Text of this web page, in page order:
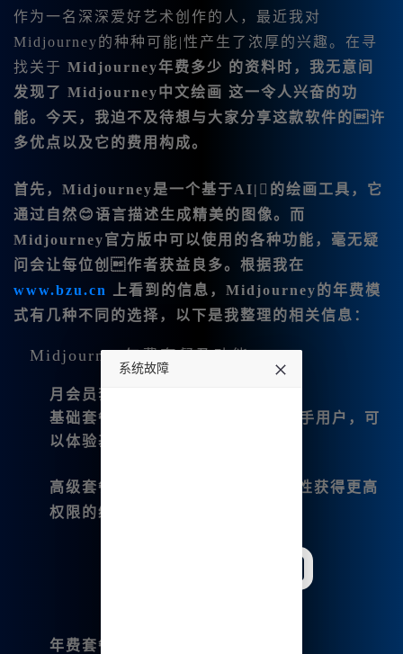
作为一名深深爱好艺术创作的人，最近我对
Midjourney的种种可能|性产生了浓厚的兴趣。在寻
找关于 Midjourney年费多少 的资料时，我无意间
发现了 Midjourney中文绘画 这一令人兴奋的功
能。今天，我迫不及待想与大家分享这款软件的许
多优点以及它的费用构成。
首先，Midjourney是一个基于AI|的绘画工具，它
通过自然😊语言描述生成精美的图像。而
Midjourney官方版中可以使用的各种功能，毫无疑
问会让每位创作者获益良多。根据我在
www.bzu.cn
上看到的信息，Midjourney的年费模
式有几种不同的选择，以下是我整理的相关信息：
Midjourney年费套餐及功能
月会员套餐
基础套餐
：每月9.9元起——适合新手用户，可
以体验基本功能。
高级套餐
：39.8元/月——可以一次性获得更高
权限的绘图工具。
年费套餐
系统故障